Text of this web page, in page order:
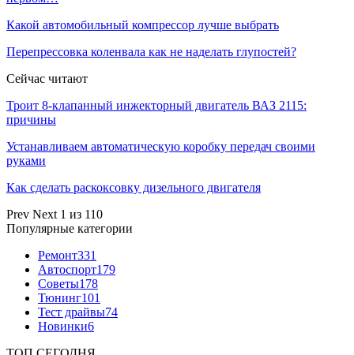
Какой автомобильный компрессор лучше выбрать
Перепрессовка коленвала как не наделать глупостей?
Сейчас читают
Троит 8-клапанный инжекторный двигатель ВАЗ 2115:
причины
Устанавливаем автоматическую коробку передач своими
руками
Как сделать раскоксовку дизельного двигателя
Prev Next 1 из 110
Популярные категории
Ремонт331
Автоспорт179
Советы178
Тюнинг101
Тест драйвы74
Новинки6